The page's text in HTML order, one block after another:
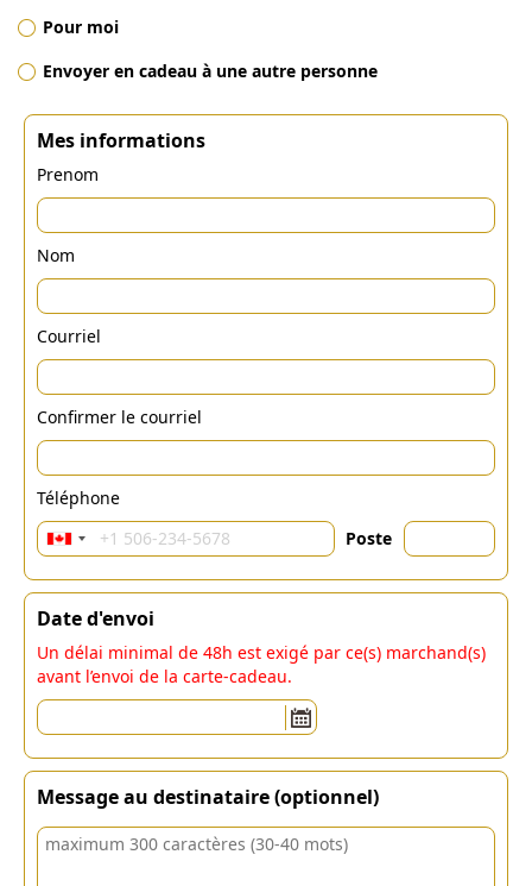
Pour moi
Envoyer en cadeau à une autre personne
Mes informations
Prenom
Nom
Courriel
Confirmer le courriel
Téléphone
Poste
Date d'envoi
Un délai minimal de 48h est exigé par ce(s) marchand(s)
avant l’envoi de la carte-cadeau.
Message au destinataire (optionnel)